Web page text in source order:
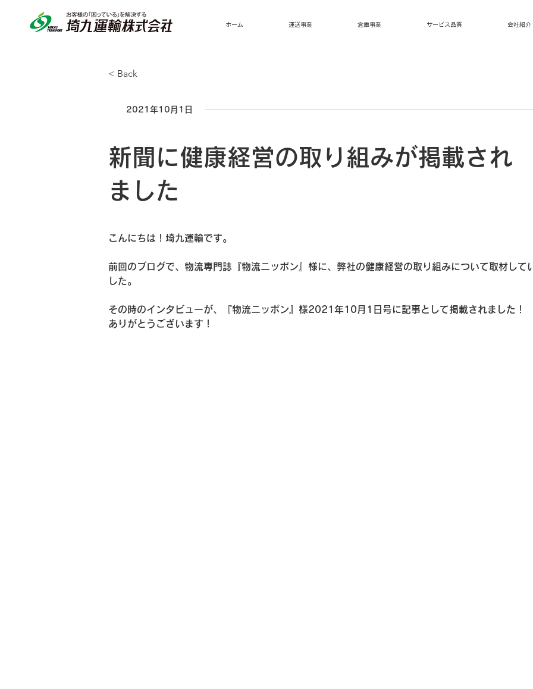
ホーム 運送事業 倉庫事業 サービス品質 会社紹介
< Back
2021年10月1日
新聞に健康経営の取り組みが掲載され
ました
こんにちは！埼九運輸です。
前回のブログで、物流専門誌『物流ニッポン』様に、弊社の健康経営の取り組みについて取材して
した。
その時のインタビューが、『物流ニッポン』様2021年10月1日号に記事として掲載されました！
ありがとうございます！